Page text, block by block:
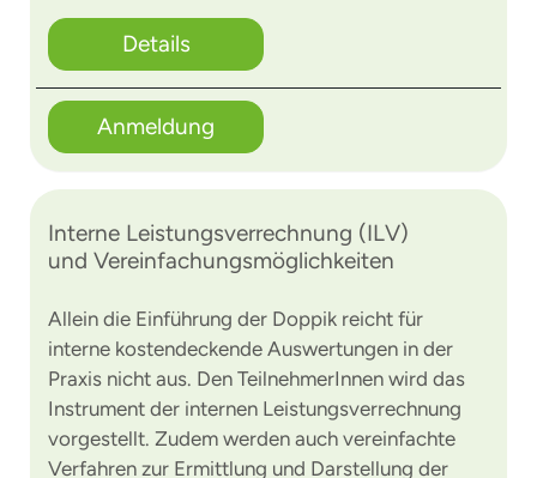
Details
Anmeldung
Interne Leistungsverrechnung (ILV)
und Vereinfachungsmöglichkeiten
Allein die Einführung der Doppik reicht für
interne kostendeckende Auswertungen in der
Praxis nicht aus. Den TeilnehmerInnen wird das
Instrument der internen Leistungsverrechnung
vorgestellt. Zudem werden auch vereinfachte
Verfahren zur Ermittlung und Darstellung der